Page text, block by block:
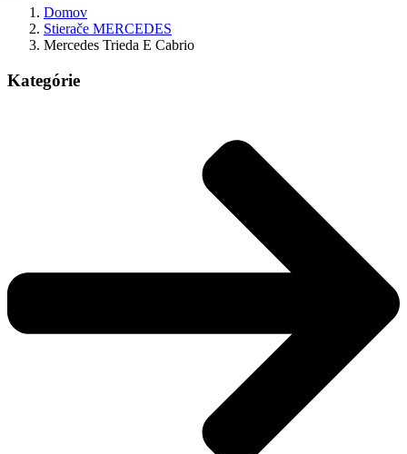
Domov
Stierače MERCEDES
Mercedes Trieda E Cabrio
Kategórie